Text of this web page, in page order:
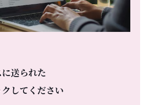
送られた
してください